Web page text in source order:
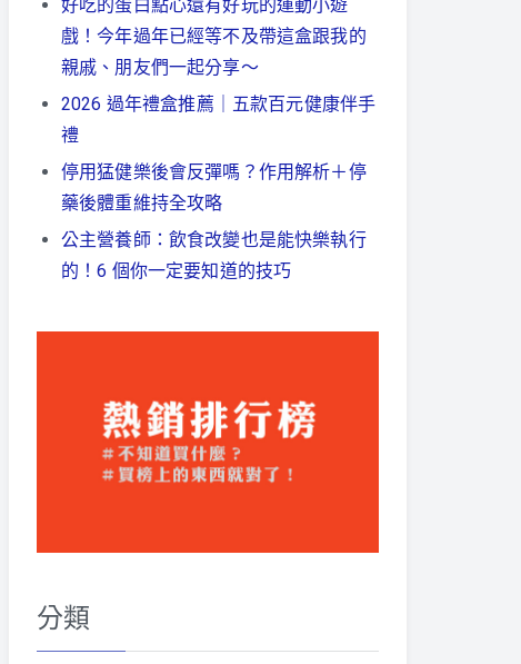
好吃的蛋白點心還有好玩的運動小遊
戲！今年過年已經等不及帶這盒跟我的
親戚、朋友們一起分享～
2026 過年禮盒推薦｜五款百元健康伴手
禮
停用猛健樂後會反彈嗎？作用解析＋停
藥後體重維持全攻略
公主營養師：飲食改變也是能快樂執行
的！6 個你一定要知道的技巧
分類